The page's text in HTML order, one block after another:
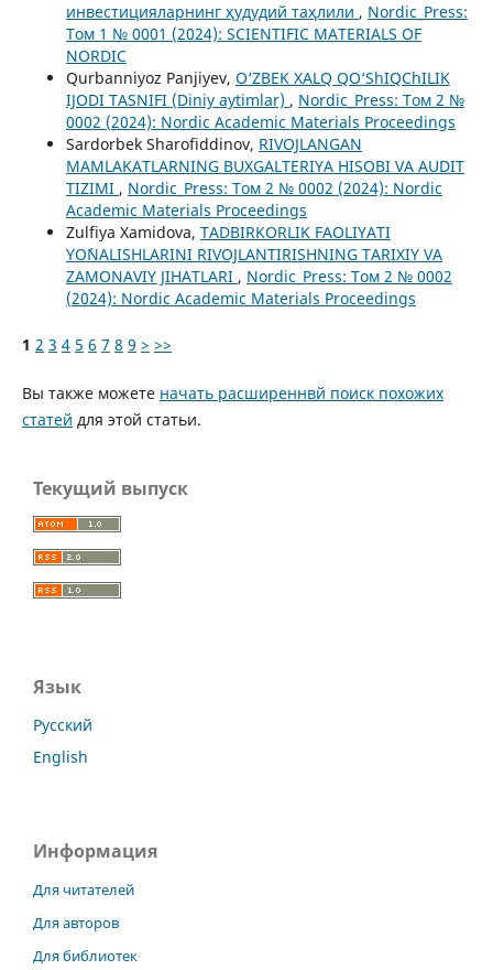
инвестицияларнинг ҳудудий таҳлили , Nordic_Press:
Том 1 № 0001 (2024): SCIENTIFIC MATERIALS OF
NORDIC
Qurbanniyoz Panjiyev, O‘ZBEK XALQ QO‘ShIQChILIK
IJODI TASNIFI (Diniy aytimlar) , Nordic_Press: Том 2 №
0002 (2024): Nordic Academic Materials Proceedings
Sardorbek Sharofiddinov, RIVOJLANGAN
MAMLAKATLARNING BUXGALTERIYA HISOBI VA AUDIT
TIZIMI , Nordic_Press: Том 2 № 0002 (2024): Nordic
Academic Materials Proceedings
Zulfiya Xamidova, TADBIRKORLIK FAOLIYATI
YO`NALISHLARINI RIVOJLANTIRISHNING TARIXIY VA
ZAMONAVIY JIHATLARI , Nordic_Press: Том 2 № 0002
(2024): Nordic Academic Materials Proceedings
1 2 3 4 5 6 7 8 9 > >>
Вы также можете начать расширеннвй поиск похожих
статей для этой статьи.
Текущий выпуск
Язык
Русский
English
Информация
Для читателей
Для авторов
Для библиотек